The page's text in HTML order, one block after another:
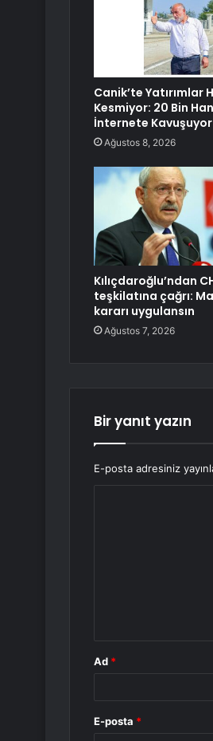
Canik’te Yatırımlar
Kesmiyor: 20 Bin
İnternete Kavuşuyor
Ağustos 8, 2026
Kılıçdaroğlu’ndan
teşkilatına çağrı:
kararı uygulansın
Ağustos 7, 2026
Bir yanıt yazın
E-posta adresiniz
Ad *
E-posta *